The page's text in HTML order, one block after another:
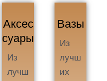
Аксес
суары
Из
лучш
Вазы
Из
лучш
их